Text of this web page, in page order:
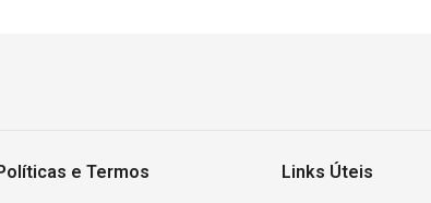
e Termos Links Úteis